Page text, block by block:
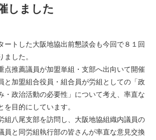
しました
ートした大阪地協出前懇談会も今回で８１回
ました。
点推薦議員が加盟単組・支部へ出向いて開催
と加盟組合役員・組合員が労組としての「政
・政治活動の必要性」について考え、率直な
目的にしています。
組八尾支部を訪問し、大阪地協組織内議員の
員と同労組執行部の皆さんが率直な意見交換